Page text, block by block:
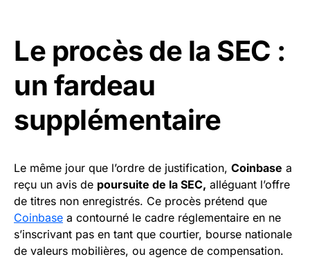
Le procès de la SEC :
un fardeau
supplémentaire
Le même jour que l’ordre de justification, Coinbase a
reçu un avis de poursuite de la SEC, alléguant l’offre
de titres non enregistrés. Ce procès prétend que
Coinbase a contourné le cadre réglementaire en ne
s’inscrivant pas en tant que courtier, bourse nationale
de valeurs mobilières, ou agence de compensation.